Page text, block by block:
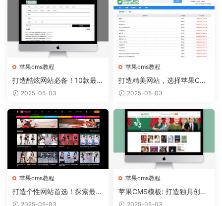
苹果cms教程
打造酷炫网站必备！10款最热
门的苹果CMS模板推荐
2025-05-03
苹果cms教程
打造精美网站，选择苹果CM
S模板从容实现
2025-05-03
苹果cms教程
打造个性网站首选！探索最新
苹果CMS模板趋势
2025-05-03
苹果cms教程
苹果CMS模板: 打造独具创意
的个人博客！
2025-05-03